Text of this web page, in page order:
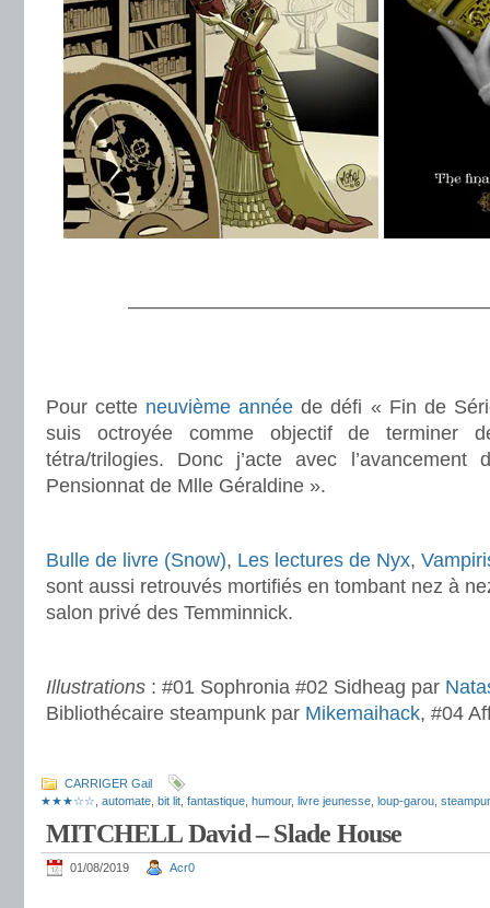
Pour cette neuvième année de défi « Fin de
suis octroyée comme objectif de terminer
tétra/trilogies. Donc j’acte avec l’avancement
Pensionnat de Mlle Géraldine ».
Bulle de livre (Snow), Les lectures de Nyx,
sont aussi retrouvés mortifiés en tombant nez à
salon privé des Temminnick.
Illustrations : #01 Sophronia #02 Sidheag par
Bibliothécaire steampunk par Mikemaihack, #04
CARRIGER Gail
★★★☆☆ automate bit lit fantastique humour, livre jeunesse loup-garou
MITCHELL David – Slade House
01/08/2019 Acr0